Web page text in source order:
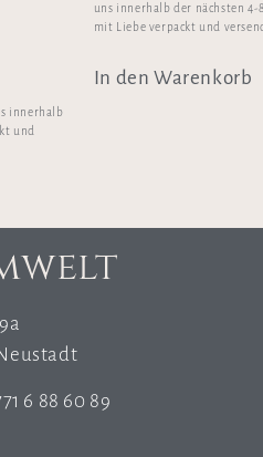
innerhalb
und
uns innerhalb der nächsten 4-
mit Liebe verpackt und
In den Warenkorb
6 88 60 89